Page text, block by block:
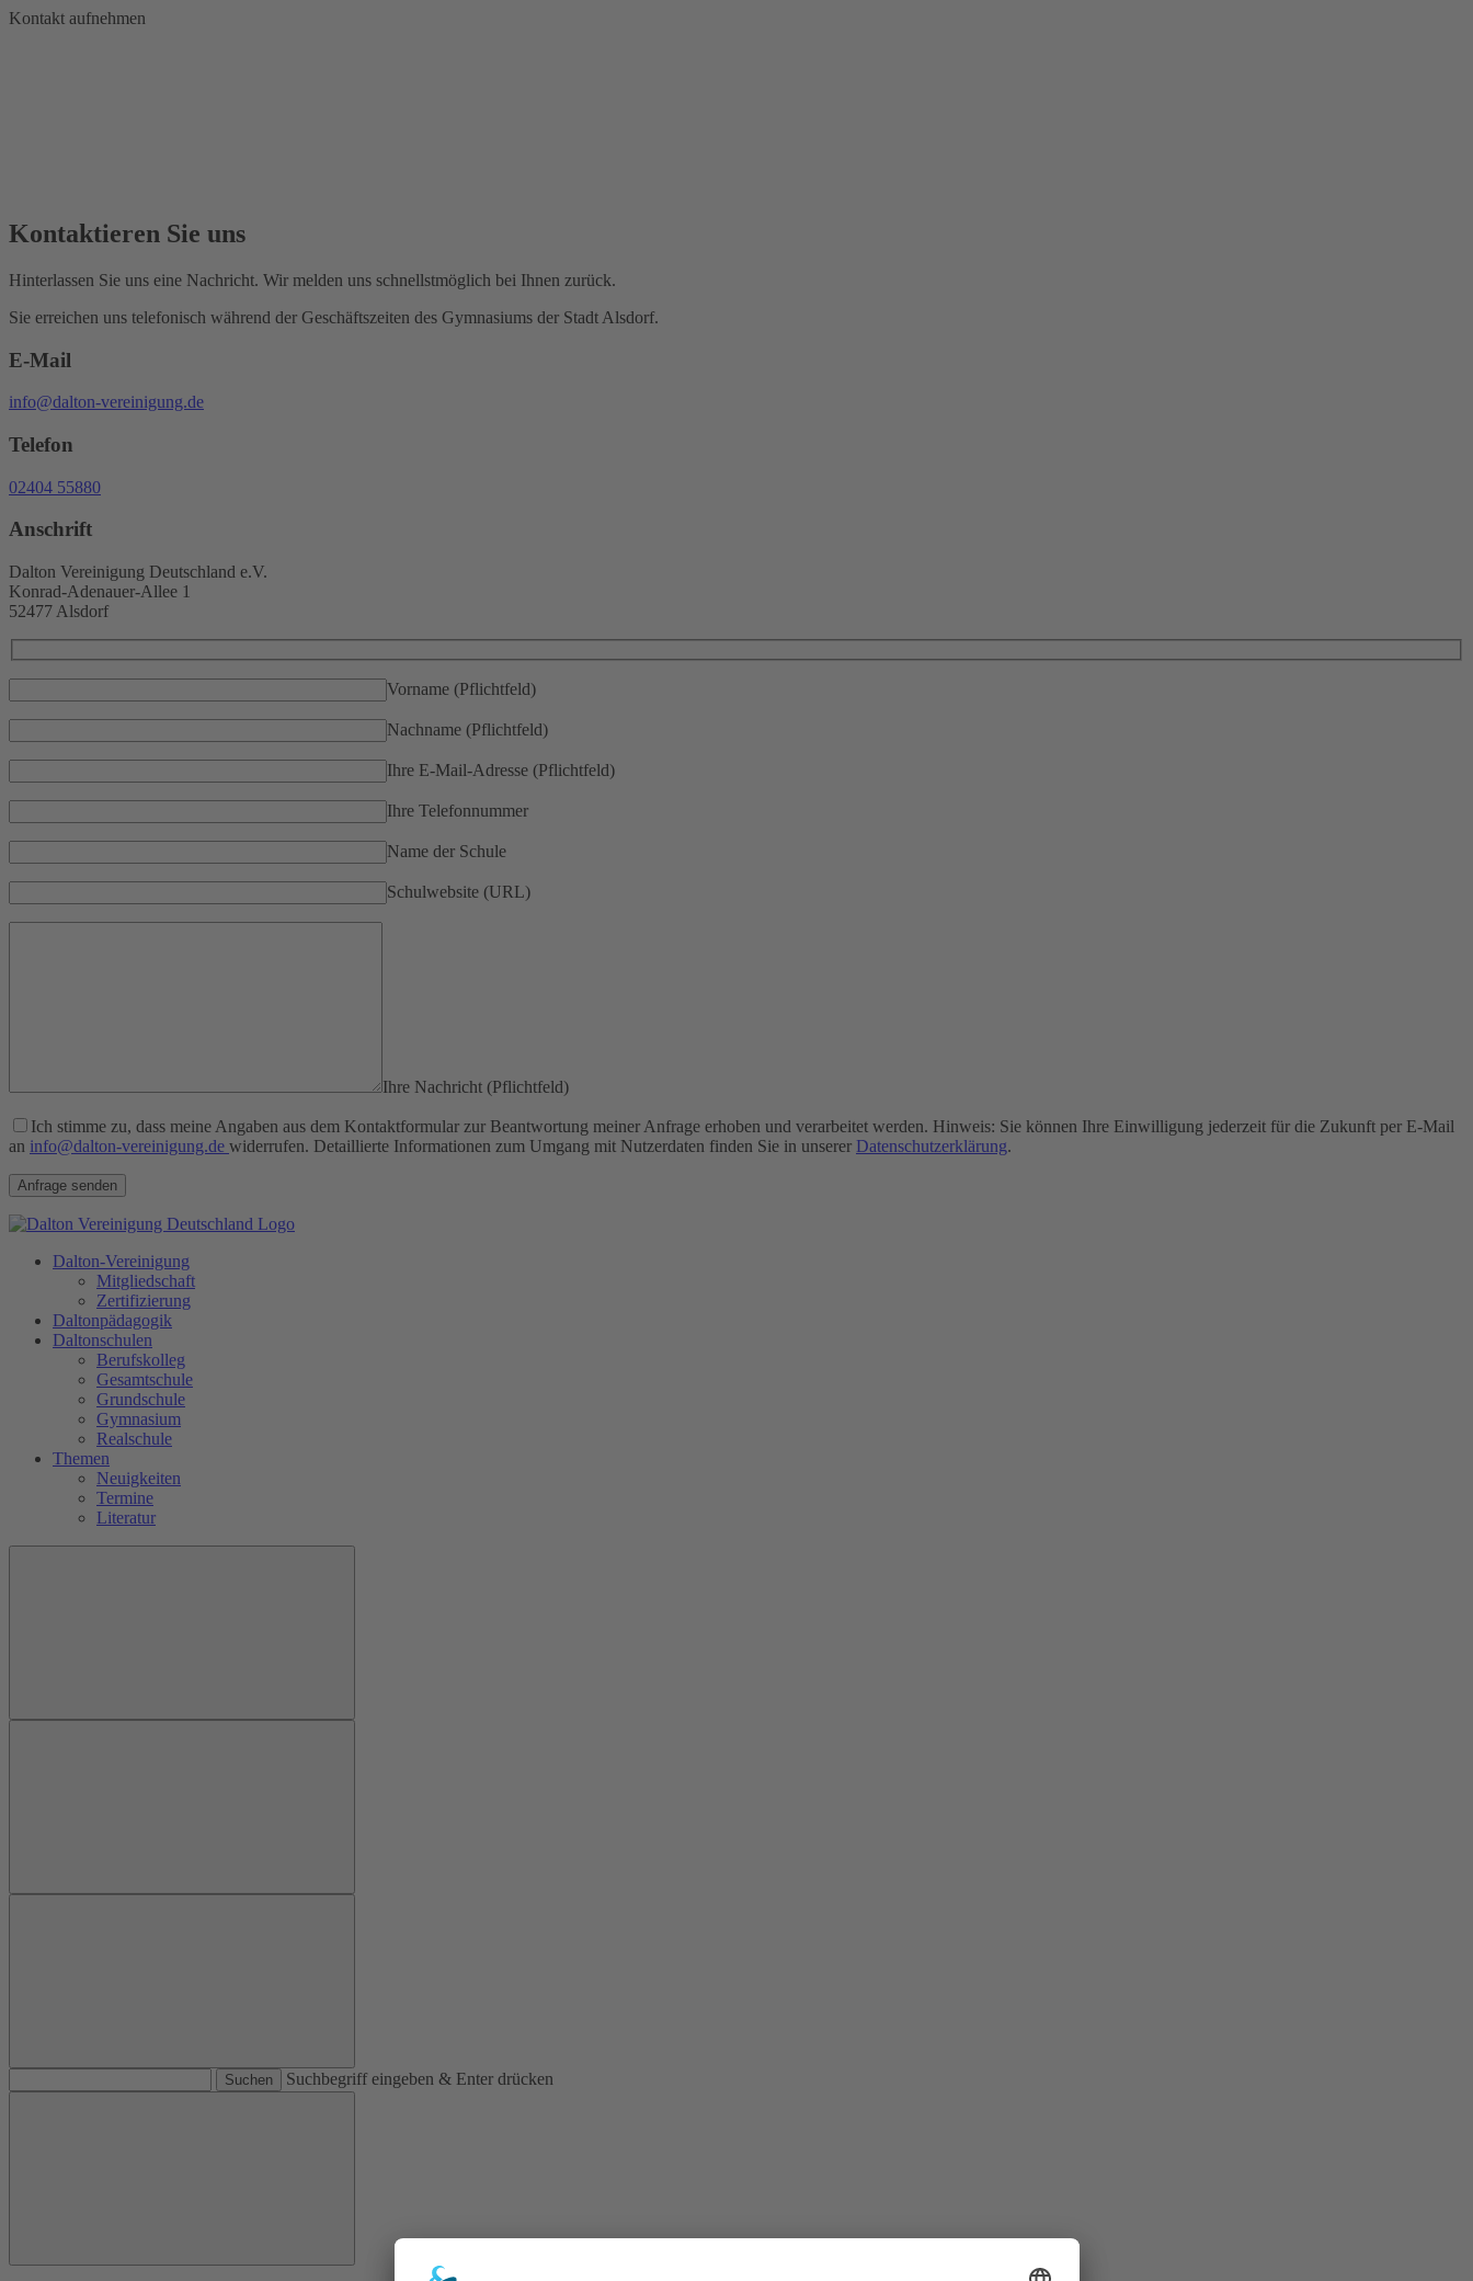
Zum
Kontakt aufnehmen
Kontaktieren Sie uns
Hinterlassen Sie uns eine Nachricht. Wir melden uns schnellstmöglich bei Ihnen zurück.
Sie erreichen uns telefonisch während der Geschäftszeiten des Gymnasiums der Stadt Alsdorf.
E-Mail
info@dalton-vereinigung.de
Telefon
02404 55880
Anschrift
Dalton Vereinigung Deutschland e.V.
Konrad-Adenauer-Allee 1
52477 Alsdorf
Vorname (Pflichtfeld)
Nachname (Pflichtfeld)
Ihre E-Mail-Adresse (Pflichtfeld)
Ihre Telefonnummer
Name der Schule
Schulwebsite (URL)
Ihre Nachricht (Pflichtfeld)
Bitte lasse dieses Feld leer.
Ich stimme zu, dass meine Angaben aus dem Kontaktformular zur Beantwortung meiner Anfrage erhoben und verarbeitet werden. Hinweis: Sie können Ihre Einwilligung jederzeit für die Zukunft per E-Mail
an info@dalton-vereinigung.de widerrufen. Detaillierte Informationen zum Umgang mit Nutzerdaten finden Sie in unserer Datenschutzerklärung.
Dalton-Vereinigung
Mitgliedschaft
Zertifizierung
Daltonpädagogik
Daltonschulen
Berufskolleg
Gesamtschule
Grundschule
Gymnasium
Realschule
Themen
Neuigkeiten
Termine
Literatur
Suchen
Suchbegriff eingeben & Enter drücken